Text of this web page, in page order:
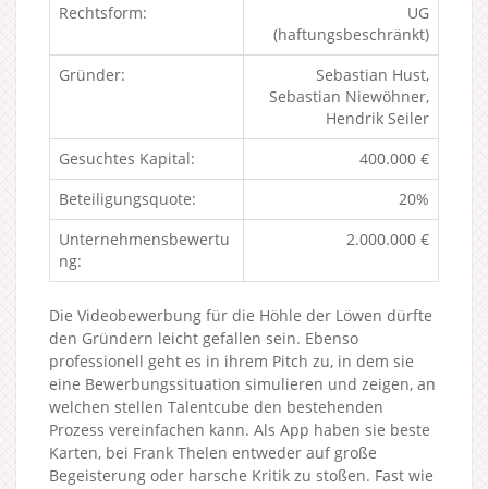
Rechtsform:
UG
(haftungsbeschränkt)
Gründer:
Sebastian Hust,
Sebastian Niewöhner,
Hendrik Seiler
Gesuchtes Kapital:
400.000 €
Beteiligungsquote:
20%
Unternehmensbewertu
ng:
2.000.000 €
Die Videobewerbung für die Höhle der Löwen dürfte
den Gründern leicht gefallen sein. Ebenso
professionell geht es in ihrem Pitch zu, in dem sie
eine Bewerbungssituation simulieren und zeigen, an
welchen stellen Talentcube den bestehenden
Prozess vereinfachen kann. Als App haben sie beste
Karten, bei Frank Thelen entweder auf große
Begeisterung oder harsche Kritik zu stoßen. Fast wie